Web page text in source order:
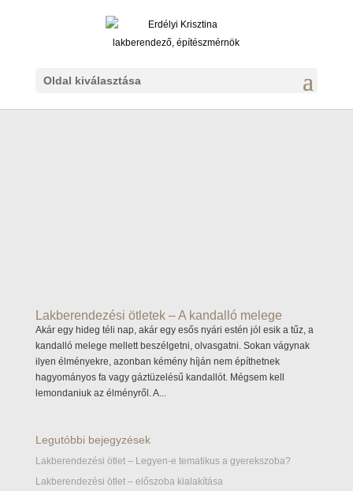
Oldal kiválasztása
Lakberendezési ötletek – A kandalló melege
Akár egy hideg téli nap, akár egy esős nyári estén jól esik a tűz, a
kandalló melege mellett beszélgetni, olvasgatni. Sokan vágynak
ilyen élményekre, azonban kémény híján nem építhetnek
hagyományos fa vagy gáztüzelésű kandallót. Mégsem kell
lemondaniuk az élményről. A...
Legutóbbi bejegyzések
Lakberendezési ötlet – Legyen-e tematikus a gyerekszoba?
Lakberendezési ötlet – előszoba kialakítása